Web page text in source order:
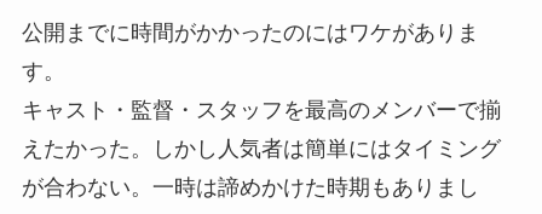
公開までに時間がかかったのにはワケがありま
す。
キャスト・監督・スタッフを最高のメンバーで揃
えたかった。しかし人気者は簡単にはタイミング
が合わない。一時は諦めかけた時期もありまし